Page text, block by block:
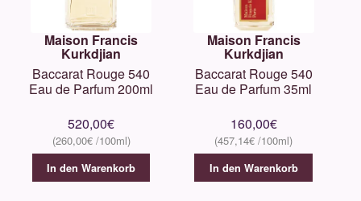
Maison Francis
Kurkdjian
Baccarat Rouge 540
Eau de Parfum 200ml
520,00€
260,00€
In den Warenkorb
Maison Francis
Kurkdjian
Baccarat Rouge 540
Eau de Parfum 35ml
160,00€
457,14€
In den Warenkorb